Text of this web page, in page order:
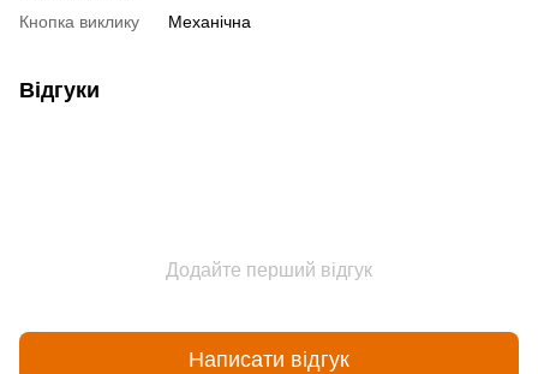
Кнопка виклику Механічна
Відгуки
Додайте перший відгук
Написати відгук